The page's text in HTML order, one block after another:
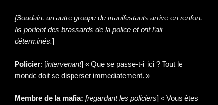
[Soudain, un autre groupe de manifestants arrive en renfort.
Ils portent des brassards de la police et ont l’air
déterminés.]
Policier: [intervenant] « Que se passe-t-il ici ? Tout le
monde doit se disperser immédiatement. »
Membre de la mafia: [regardant les policiers] « Vous êtes